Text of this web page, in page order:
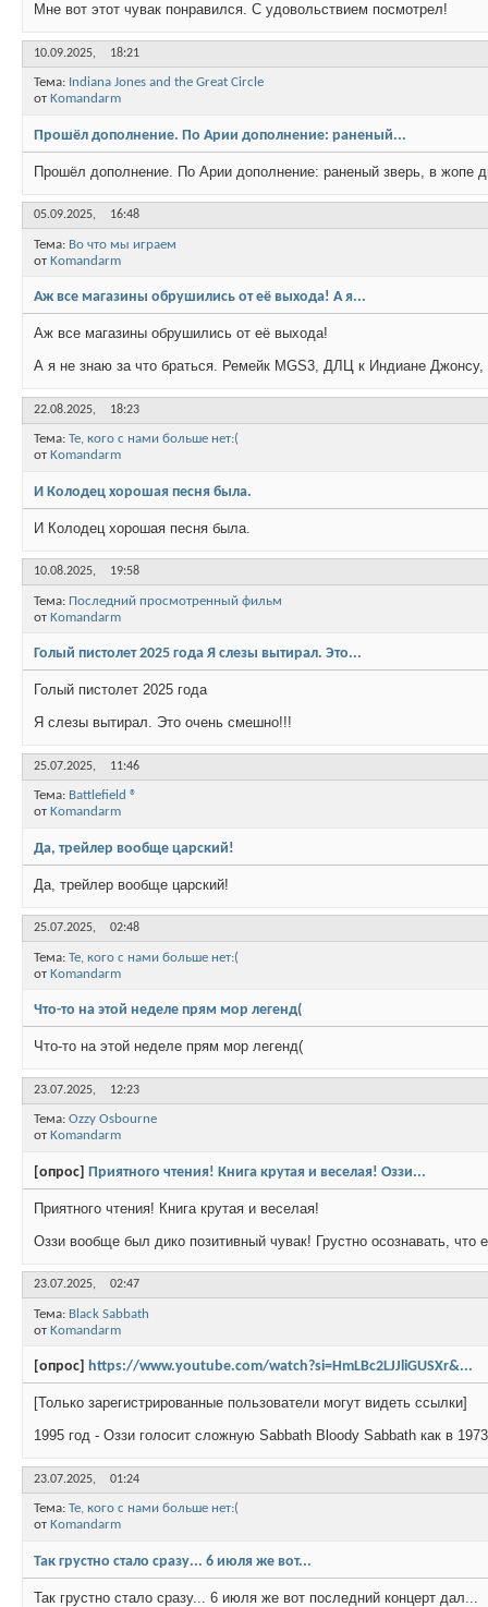
Мне вот этот чувак понравился. С удовольствием посмотрел!
10.09.2025, 18:21
Тема: Indiana Jones and the Great Circle
от Komandarm
Прошёл дополнение. По Арии дополнение: раненый...
Прошёл дополнение. По Арии дополнение: раненый зверь, в жопе
05.09.2025, 16:48
Тема: Во что мы играем
от Komandarm
Аж все магазины обрушились от её выхода! А я...
Аж все магазины обрушились от её выхода!
А я не знаю за что браться. Ремейк MGS3, ДЛЦ к Индиане
22.08.2025, 18:23
Тема: Те, кого с нами больше нет:(
от Komandarm
И Колодец хорошая песня была.
И Колодец хорошая песня была.
10.08.2025, 19:58
Тема: Последний просмотренный фильм
от Komandarm
Голый пистолет 2025 года Я слезы вытирал. Это...
Голый пистолет 2025 года
Я слезы вытирал. Это очень смешно!!!
25.07.2025, 11:46
Тема: Battlefield ®
от Komandarm
Да, трейлер вообще царский!
Да, трейлер вообще царский!
25.07.2025, 02:48
Тема: Те, кого с нами больше нет:(
от Komandarm
Что-то на этой неделе прям мор легенд(
Что-то на этой неделе прям мор легенд(
23.07.2025, 12:23
Тема: Ozzy Osbourne
от Komandarm
[опрос] Приятного чтения! Книга крутая и веселая! Оззи...
Приятного чтения! Книга крутая и веселая!
Оззи вообще был дико позитивный чувак! Грустно осознавать, что
23.07.2025, 02:47
Тема: Black Sabbath
от Komandarm
[опрос] https://www.youtube.com/watch?si=HmLBc2LJJliGUSXr&...
[Только зарегистрированные пользователи могут видеть ссылки]
1995 год - Оззи голосит сложную Sabbath Bloody Sabbath как в
23.07.2025, 01:24
Тема: Те, кого с нами больше нет:(
от Komandarm
Так грустно стало сразу... 6 июля же вот...
Так грустно стало сразу... 6 июля же вот последний концерт дал...